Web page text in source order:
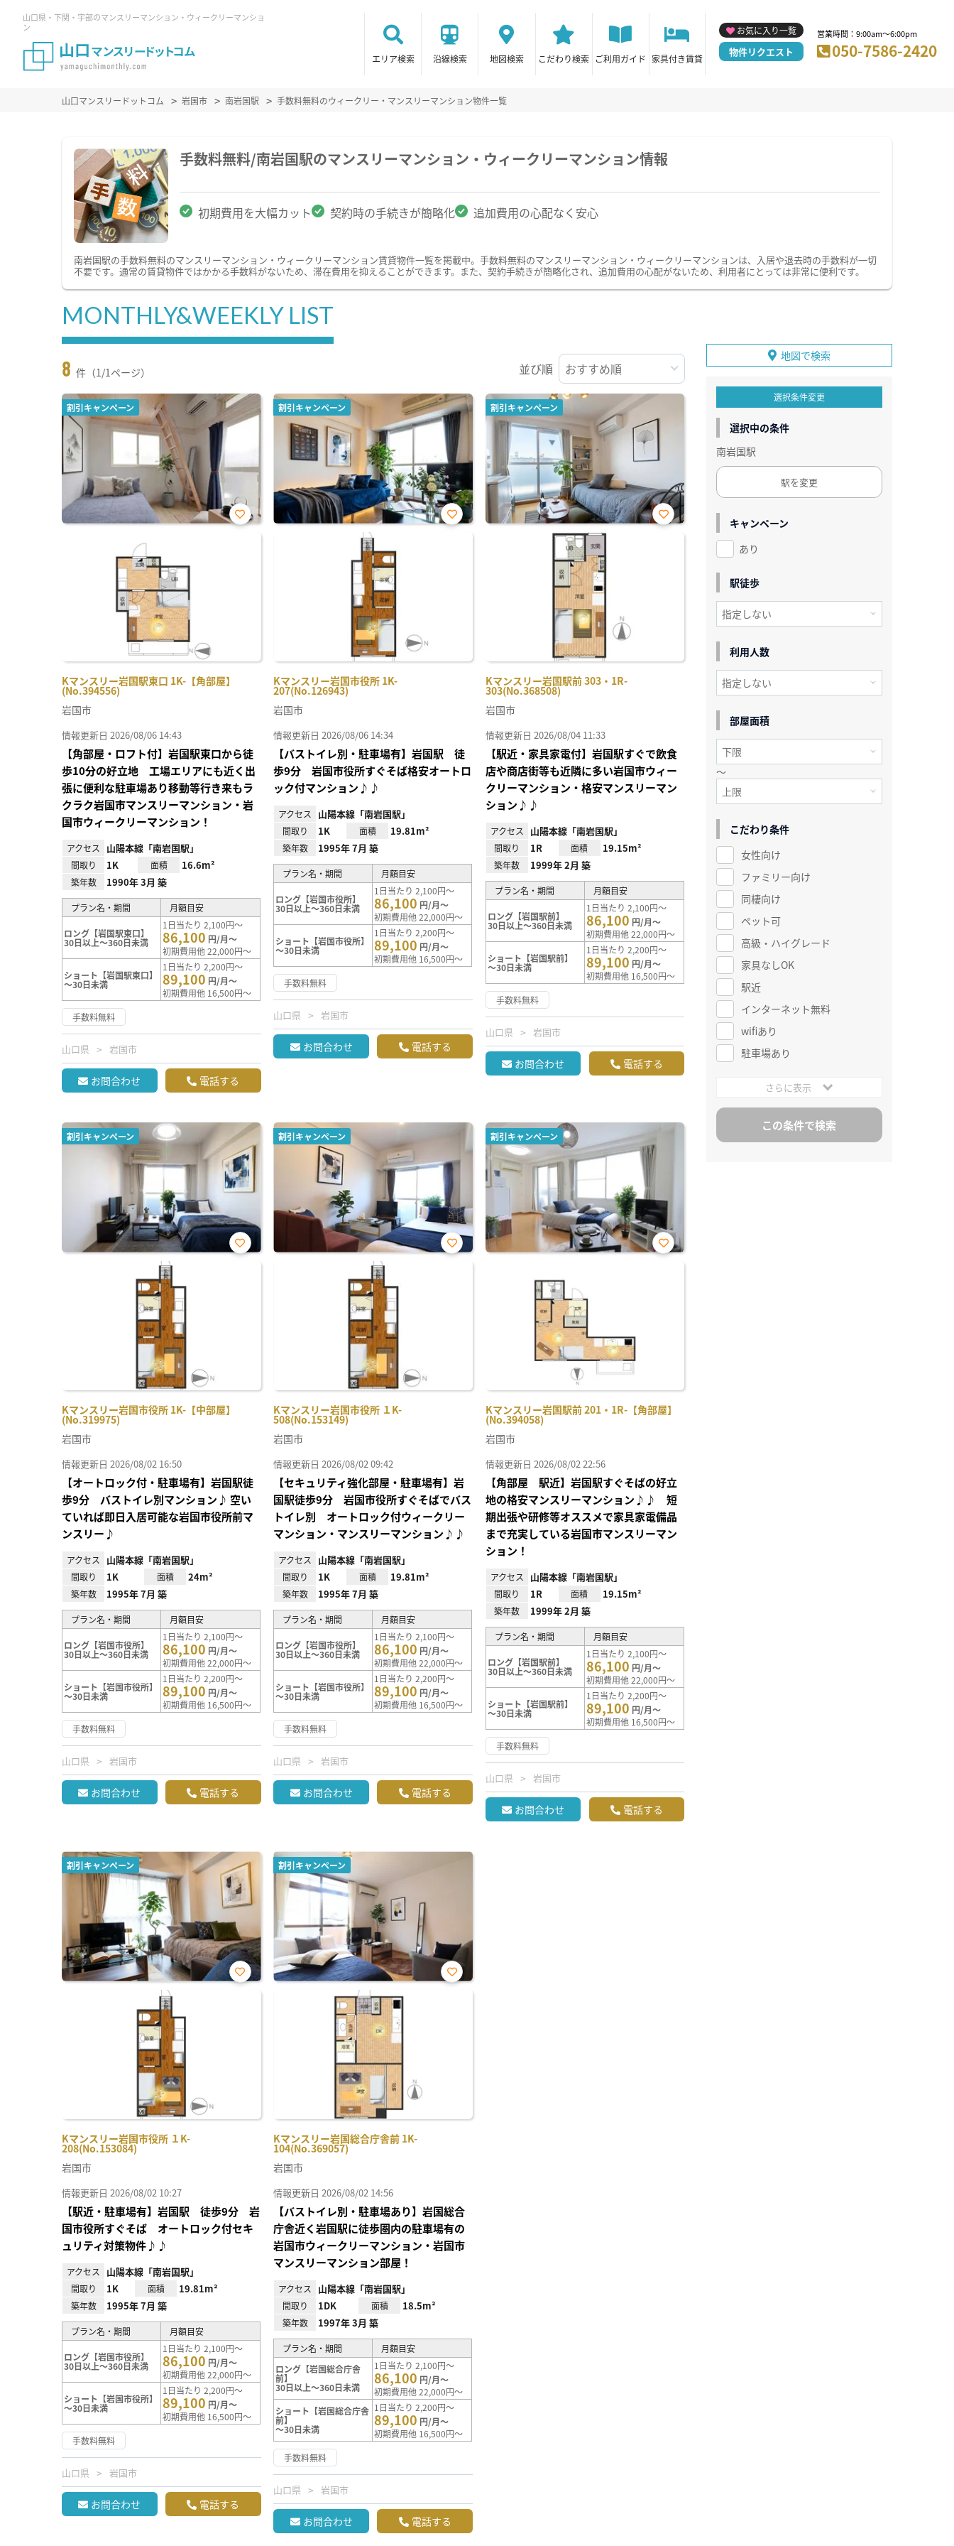
山口県・下関・宇部のマンスリーマンション・ウィークリーマンショ
ン
エリア検索 沿線検索 地図検索 こだわり検索 ご利用ガイド 家具付き賃貸
お気に入り一覧
物件リクエスト
営業時間：9:00am～6:00pm
050-7586-2420
山口マンスリードットコム 岩国市 南岩国駅 手数料無料のウィークリー・マンスリーマンション物件一覧
手数料無料/南岩国駅のマンスリーマンション・ウィークリーマンション情報
初期費用を大幅カット 契約時の手続きが簡略化 追加費用の心配なく安心
南岩国駅の手数料無料のマンスリーマンション・ウィークリーマンション賃貸物件一覧を掲載中。手数料無料のマンスリーマンション・ウィークリーマンションは、入居や退去時の手数料が一切
不要です。通常の賃貸物件ではかかる手数料がないため、滞在費用を抑えることができます。また、契約手続きが簡略化され、追加費用の心配がないため、利用者にとっては非常に便利です。
MONTHLY&WEEKLY LIST
8 件（1/1ページ） 並び順
割引キャンペーン
Kマンスリー岩国駅東口 1K-【角部屋】
(No.394556)
お気
岩国市
情報更新日 2026/08/06 14:43
【角部屋・ロフト付】岩国駅東口から徒
歩10分の好立地 工場エリアにも近く出
張に便利な駐車場あり移動等行き来もラ
クラク岩国市マンスリーマンション・岩
国市ウィークリーマンション！
アクセス 山陽本線「南岩国駅」
間取り 1K 面積 16.6m²
築年数 1990年 3月 築
プラン名・期間 月額目安
ロング【岩国駅東口】
30日以上～360日未満
1日当たり 2,100円～
86,100 円/月～
初期費用他 22,000円～
ショート【岩国駅東口】
～30日未満
1日当たり 2,200円～
89,100 円/月～
初期費用他 16,500円～
手数料無料
山口県 岩国市
お問合わせ 電話する
割引キャンペーン
Kマンスリー岩国市役所 1K-
207(No.126943)
お気
岩国市
情報更新日 2026/08/06 14:34
【バストイレ別・駐車場有】岩国駅 徒
歩9分 岩国市役所すぐそば格安オートロ
ック付マンション♪♪
アクセス 山陽本線「南岩国駅」
間取り 1K 面積 19.81m²
築年数 1995年 7月 築
プラン名・期間 月額目安
ロング【岩国市役所】
30日以上～360日未満
1日当たり 2,100円～
86,100 円/月～
初期費用他 22,000円～
ショート【岩国市役所】
～30日未満
1日当たり 2,200円～
89,100 円/月～
初期費用他 16,500円～
手数料無料
山口県 岩国市
お問合わせ 電話する
割引キャンペーン
Kマンスリー岩国駅前 303・1R-
303(No.368508)
お気
岩国市
情報更新日 2026/08/04 11:33
【駅近・家具家電付】岩国駅すぐで飲食
店や商店街等も近隣に多い岩国市ウィー
クリーマンション・格安マンスリーマン
ション♪♪
アクセス 山陽本線「南岩国駅」
間取り 1R 面積 19.15m²
築年数 1999年 2月 築
プラン名・期間 月額目安
ロング【岩国駅前】
30日以上～360日未満
1日当たり 2,100円～
86,100 円/月～
初期費用他 22,000円～
ショート【岩国駅前】
～30日未満
1日当たり 2,200円～
89,100 円/月～
初期費用他 16,500円～
手数料無料
山口県 岩国市
お問合わせ 電話する
割引キャンペーン
Kマンスリー岩国市役所 1K-【中部屋】
(No.319975)
お気
岩国市
情報更新日 2026/08/02 16:50
【オートロック付・駐車場有】岩国駅徒
歩9分 バストイレ別マンション♪ 空い
ていれば即日入居可能な岩国市役所前マ
ンスリー♪
アクセス 山陽本線「南岩国駅」
間取り 1K 面積 24m²
築年数 1995年 7月 築
プラン名・期間 月額目安
ロング【岩国市役所】
30日以上～360日未満
1日当たり 2,100円～
86,100 円/月～
初期費用他 22,000円～
ショート【岩国市役所】
～30日未満
1日当たり 2,200円～
89,100 円/月～
初期費用他 16,500円～
手数料無料
山口県 岩国市
お問合わせ 電話する
割引キャンペーン
Kマンスリー岩国市役所 １K-
508(No.153149)
お気
岩国市
情報更新日 2026/08/02 09:42
【セキュリティ強化部屋・駐車場有】岩
国駅徒歩9分 岩国市役所すぐそばでバス
トイレ別 オートロック付ウィークリー
マンション・マンスリーマンション♪♪
アクセス 山陽本線「南岩国駅」
間取り 1K 面積 19.81m²
築年数 1995年 7月 築
プラン名・期間 月額目安
ロング【岩国市役所】
30日以上～360日未満
1日当たり 2,100円～
86,100 円/月～
初期費用他 22,000円～
ショート【岩国市役所】
～30日未満
1日当たり 2,200円～
89,100 円/月～
初期費用他 16,500円～
手数料無料
山口県 岩国市
お問合わせ 電話する
割引キャンペーン
Kマンスリー岩国駅前 201・1R-【角部屋】
(No.394058)
お気
岩国市
情報更新日 2026/08/02 22:56
【角部屋 駅近】岩国駅すぐそばの好立
地の格安マンスリーマンション♪♪ 短
期出張や研修等オススメで家具家電備品
まで充実している岩国市マンスリーマン
ション！
アクセス 山陽本線「南岩国駅」
間取り 1R 面積 19.15m²
築年数 1999年 2月 築
プラン名・期間 月額目安
ロング【岩国駅前】
30日以上～360日未満
1日当たり 2,100円～
86,100 円/月～
初期費用他 22,000円～
ショート【岩国駅前】
～30日未満
1日当たり 2,200円～
89,100 円/月～
初期費用他 16,500円～
手数料無料
山口県 岩国市
お問合わせ 電話する
割引キャンペーン
Kマンスリー岩国市役所 １K-
208(No.153084)
お気
岩国市
情報更新日 2026/08/02 10:27
【駅近・駐車場有】岩国駅 徒歩9分 岩
国市役所すぐそば オートロック付セキ
ュリティ対策物件♪♪
アクセス 山陽本線「南岩国駅」
間取り 1K 面積 19.81m²
築年数 1995年 7月 築
プラン名・期間 月額目安
ロング【岩国市役所】
30日以上～360日未満
1日当たり 2,100円～
86,100 円/月～
初期費用他 22,000円～
ショート【岩国市役所】
～30日未満
1日当たり 2,200円～
89,100 円/月～
初期費用他 16,500円～
手数料無料
山口県 岩国市
お問合わせ 電話する
割引キャンペーン
Kマンスリー岩国総合庁舎前 1K-
104(No.369057)
お気
岩国市
情報更新日 2026/08/02 14:56
【バストイレ別・駐車場あり】岩国総合
庁舎近く岩国駅に徒歩圏内の駐車場有の
岩国市ウィークリーマンション・岩国市
マンスリーマンション部屋！
アクセス 山陽本線「南岩国駅」
間取り 1DK 面積 18.5m²
築年数 1997年 3月 築
プラン名・期間
月額目安
ロング【岩国総合庁舎
前】
30日以上～360日未満
1日当たり 2,100円～
86,100 円/月～
初期費用他 22,000円～
ショート【岩国総合庁舎
前】
～30日未満
1日当たり 2,200円～
89,100 円/月～
初期費用他 16,500円～
手数料無料
山口県 岩国市
お問合わせ 電話する
地図で検索
選択条件変更
選択中の条件
南岩国駅
駅を変更
キャンペーン
あり
駅徒歩
利用人数
部屋面積
～
こだわり条件
女性向け
ファミリー向け
同棲向け
ペット可
高級・ハイグレード
家具なしOK
駅近
インターネット無料
wifiあり
駐車場あり
さらに表示